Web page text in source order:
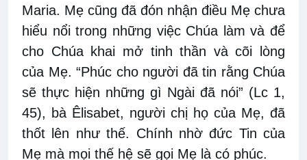
Maria. Mẹ cũng đã đón nhận điều Mẹ chưa
hiểu nổi trong những việc Chúa làm và để
cho Chúa khai mở tinh thần và cõi lòng
của Mẹ. “Phúc cho người đã tin rằng Chúa
sẽ thực hiện những gì Ngài đã nói” (Lc 1,
45), bà Êlisabet, người chị họ của Mẹ, đã
thốt lên như thế. Chính nhờ đức Tin của
Mẹ mà mọi thế hệ sẽ gọi Mẹ là có phúc.